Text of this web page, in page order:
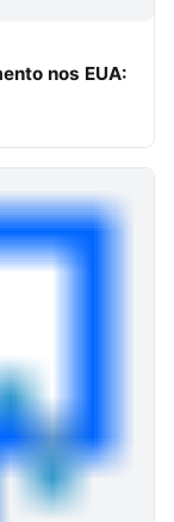
nos EUA: